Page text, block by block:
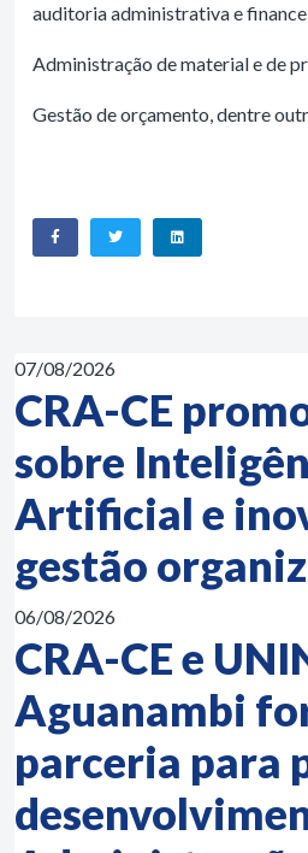
auditoria administrativa e
Administração de material e de
Gestão de orçamento, dentre
07/08/2026
CRA-CE
sobre
Artificial e
gestão
06/08/2026
CRA-CE e
Aguanambi
parceria para